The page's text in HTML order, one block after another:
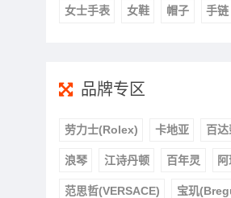
女士手表 女鞋 帽子 手链
品牌专区
劳力士(Rolex) 卡地亚 百
浪琴 江诗丹顿 百年灵
范思哲(VERSACE) 宝玑